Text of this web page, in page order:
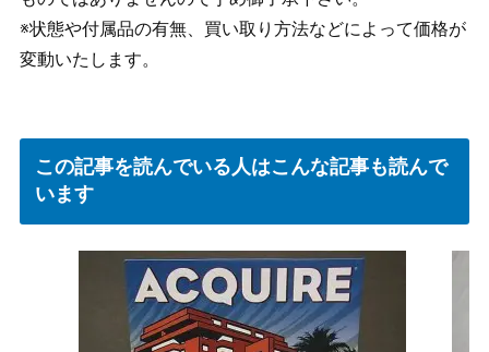
※状態や付属品の有無、買い取り方法などによって価格が
変動いたします。
この記事を読んでいる人はこんな記事も読んで
います